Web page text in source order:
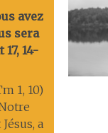
avez
sera
14-
1, 10)
a